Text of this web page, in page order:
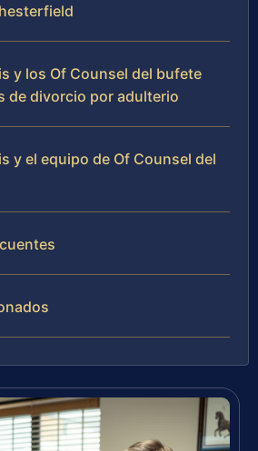
y los Of Counsel del bufete
de divorcio por adulterio
y el equipo de Of Counsel del